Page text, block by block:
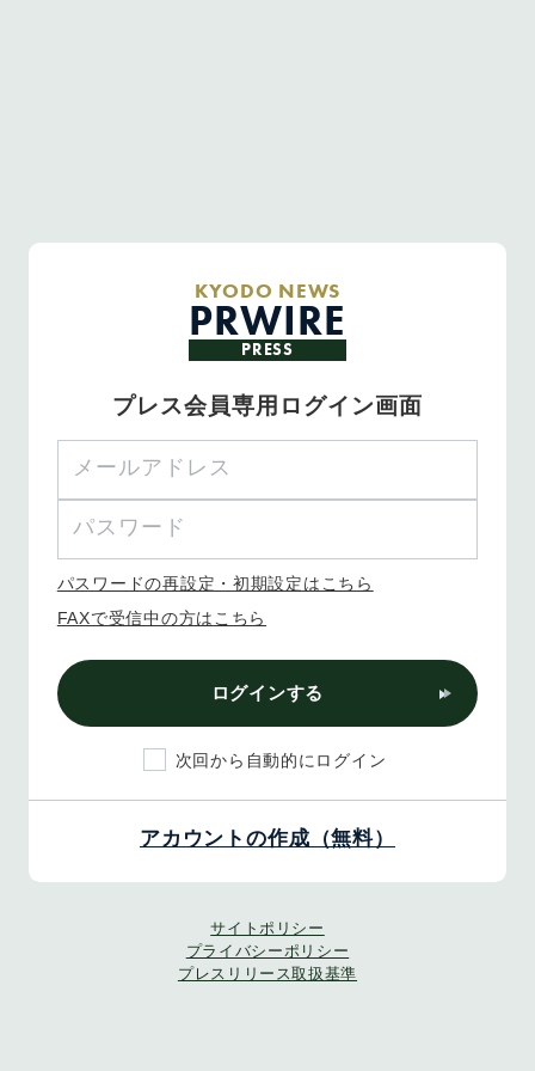
KYODO NEWS
PRWIRE
PRESS
プレス会員専用ログイン画面
パスワードの再設定・初期設定はこちら
FAXで受信中の方はこちら
ログインする
次回から自動的にログイン
アカウントの作成（無料）
サイトポリシー
プライバシーポリシー
プレスリリース取扱基準